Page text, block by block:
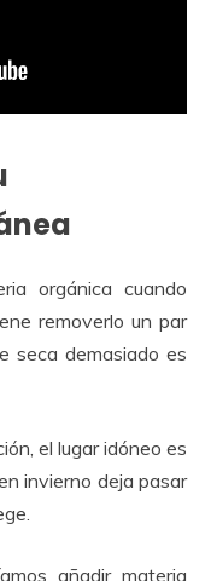
orgánica cuando
removerlo un par
seca demasiado es
el lugar idóneo es
invierno deja pasar
añadir materia